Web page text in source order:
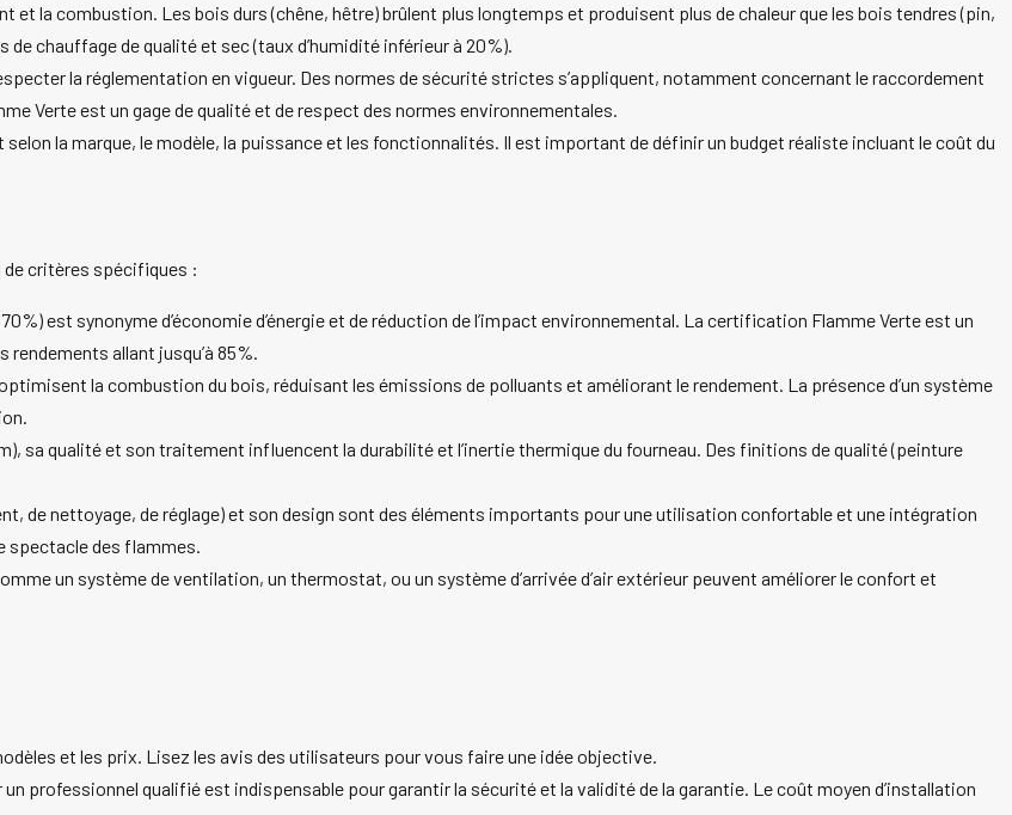
et la combustion. Les bois durs (chêne, hêtre) brûlent plus longtemps et produisent plus de chaleur que les bois tendres (pin,
de chauffage de qualité et sec (taux d’humidité inférieur à 20%).
la réglementation en vigueur. Des normes de sécurité strictes s’appliquent, notamment concernant le raccordement
Verte est un gage de qualité et de respect des normes environnementales.
selon la marque, le modèle, la puissance et les fonctionnalités. Il est important de définir un budget réaliste incluant le coût du
critères spécifiques :
est synonyme d’économie d’énergie et de réduction de l’impact environnemental. La certification Flamme Verte est un
allant jusqu’à 85%.
la combustion du bois, réduisant les émissions de polluants et améliorant le rendement. La présence d’un système
sa qualité et son traitement influencent la durabilité et l’inertie thermique du fourneau. Des finitions de qualité (peinture
de nettoyage, de réglage) et son design sont des éléments importants pour une utilisation confortable et une intégration
spectacle des flammes.
un système de ventilation, un thermostat, ou un système d’arrivée d’air extérieur peuvent améliorer le confort et
et les prix. Lisez les avis des utilisateurs pour vous faire une idée objective.
un professionnel qualifié est indispensable pour garantir la sécurité et la validité de la garantie. Le coût moyen d’installation